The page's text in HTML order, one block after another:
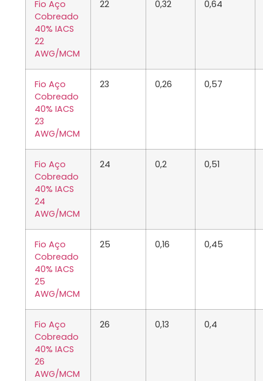
Fio Aço
Cobreado
40% IACS
22
AWG/MCM
22 0,32 0,64
Fio Aço
Cobreado
40% IACS
23
AWG/MCM
23 0,26 0,57
Fio Aço
Cobreado
40% IACS
24
AWG/MCM
24 0,2 0,51
Fio Aço
Cobreado
40% IACS
25
AWG/MCM
25 0,16 0,45
Fio Aço
Cobreado
40% IACS
26
AWG/MCM
26 0,13 0,4